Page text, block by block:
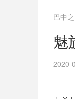
巴中
魅
2020-